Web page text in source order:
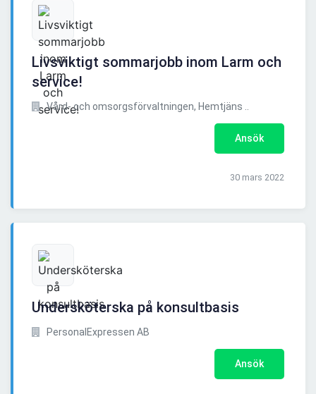
Livsviktigt sommarjobb inom Larm och
service!
Vård- och omsorgsförvaltningen, Hemtjäns ..
Ansök
30 mars 2022
Undersköterska på konsultbasis
PersonalExpressen AB
Ansök